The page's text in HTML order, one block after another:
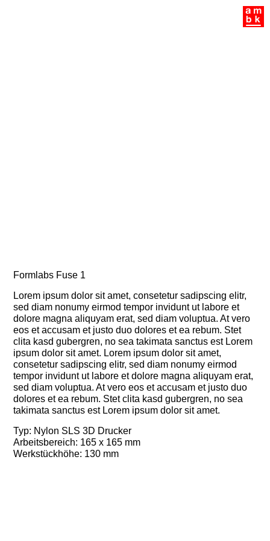
Formlabs Fuse 1
Lorem ipsum dolor sit amet, consetetur sadipscing elitr,
sed diam nonumy eirmod tempor invidunt ut labore et
dolore magna aliquyam erat, sed diam voluptua. At vero
eos et accusam et justo duo dolores et ea rebum. Stet
clita kasd gubergren, no sea takimata sanctus est Lorem
ipsum dolor sit amet. Lorem ipsum dolor sit amet,
consetetur sadipscing elitr, sed diam nonumy eirmod
tempor invidunt ut labore et dolore magna aliquyam erat,
sed diam voluptua. At vero eos et accusam et justo duo
dolores et ea rebum. Stet clita kasd gubergren, no sea
takimata sanctus est Lorem ipsum dolor sit amet.
Typ: Nylon SLS 3D Drucker
Arbeitsbereich: 165 x 165 mm
Werkstückhöhe: 130 mm